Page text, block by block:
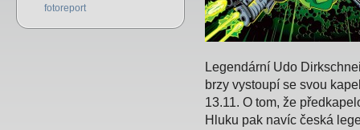
fotoreport
Legendární Udo
brzy vystoupí se svou
13.11. O tom, že
Hluku pak navíc česká